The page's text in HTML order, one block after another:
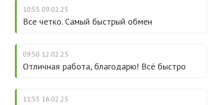
10:55 09.02.25
Все четко. Самый быстрый обмен
09:50 12.02.25
Отличная работа, благодарю! Всё быстро
11:53 16.02.25